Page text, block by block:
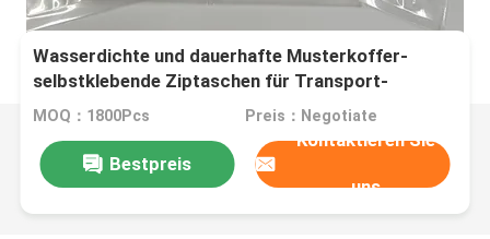
Wasserdichte und dauerhafte Musterkoffer-
selbstklebende Ziptaschen für Transport-
Labortasche
MOQ：1800Pcs Preis：Negotiate
Bestpreis
Kontaktieren Sie
uns